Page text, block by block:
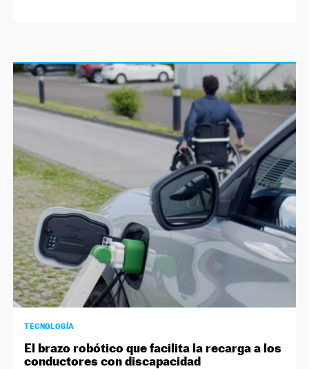
TECNOLOGÍA
El brazo robótico que facilita la recarga a los
conductores con discapacidad